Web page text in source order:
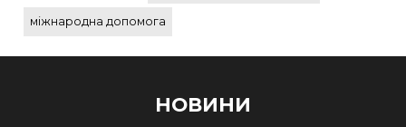
міжнародна допомога
НОВИНИ